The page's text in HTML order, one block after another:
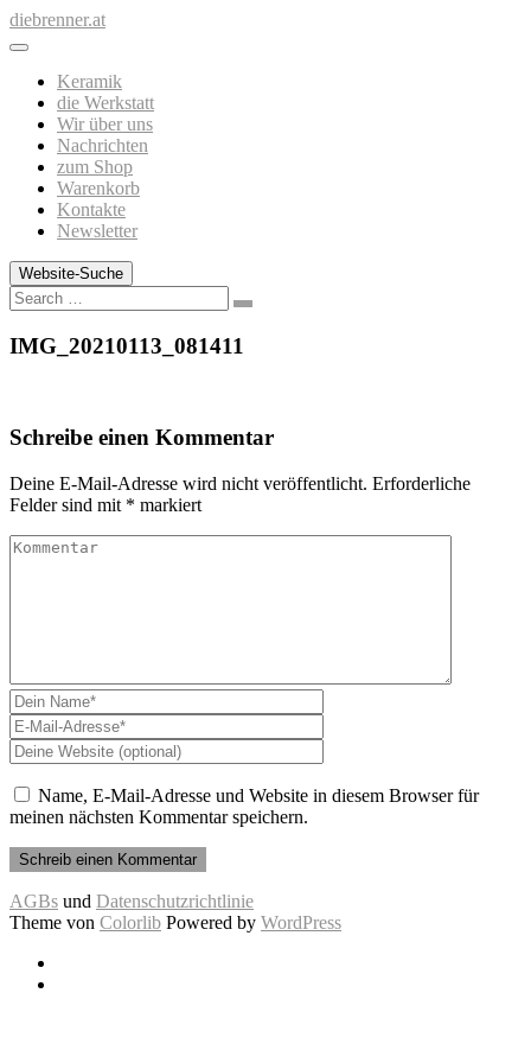
Zum
Inhalt
diebrenner.at
Keramik
die Werkstatt
Wir über uns
Nachrichten
zum Shop
Warenkorb
Kontakte
Newsletter
Website-Suche
Search
IMG_20210113_081411
Schreibe einen Kommentar
Deine E-Mail-Adresse wird nicht veröffentlicht. Erforderliche
Felder sind mit * markiert
Name, E-Mail-Adresse und Website in diesem Browser für
meinen nächsten Kommentar speichern.
AGBs und Datenschutzrichtlinie
Theme von Colorlib Powered by WordPress